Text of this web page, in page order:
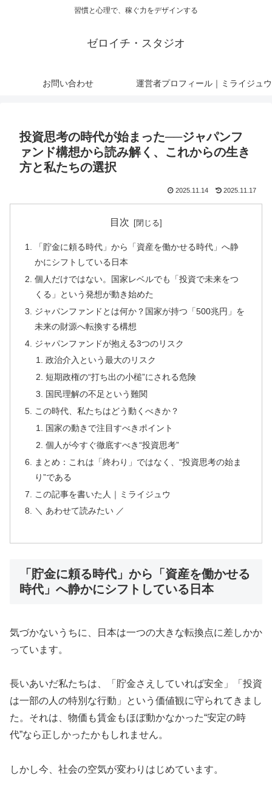
習慣と心理で、稼ぐ力をデザインする
ゼロイチ・スタジオ
お問い合わせ 運営者プロフィール｜ミライジュウ
投資思考の時代が始まった──ジャパンフ
ァンド構想から読み解く、これからの生き
方と私たちの選択
2025.11.14 2025.11.17
目次
「貯金に頼る時代」から「資産を働かせる時代」へ静
かにシフトしている日本
個人だけではない。国家レベルでも「投資で未来をつ
くる」という発想が動き始めた
ジャパンファンドとは何か？国家が持つ「500兆円」を
未来の財源へ転換する構想
ジャパンファンドが抱える3つのリスク
政治介入という最大のリスク
短期政権の“打ち出の小槌”にされる危険
国民理解の不足という難関
この時代、私たちはどう動くべきか？
国家の動きで注目すべきポイント
個人が今すぐ徹底すべき“投資思考”
まとめ：これは「終わり」ではなく、“投資思考の始ま
り”である
この記事を書いた人｜ミライジュウ
＼ あわせて読みたい ／
「貯金に頼る時代」から「資産を働かせる
時代」へ静かにシフトしている日本
気づかないうちに、日本は一つの大きな転換点に差しかか
っています。
長いあいだ私たちは、「貯金さえしていれば安全」「投資
は一部の人の特別な行動」という価値観に守られてきまし
た。それは、物価も賃金もほぼ動かなかった“安定の時
代”なら正しかったかもしれません。
しかし今、社会の空気が変わりはじめています。